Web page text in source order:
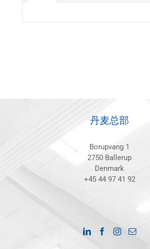
丹麦总部
Borupvang 1
2750 Ballerup
Denmark
+45 44 97 41 92